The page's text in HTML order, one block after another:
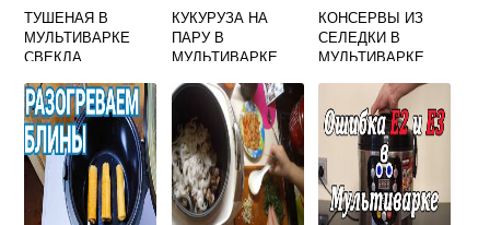
ТУШЕНАЯ В
МУЛЬТИВАРКЕ
СВЕКЛА
КУКУРУЗА НА
ПАРУ В
МУЛЬТИВАРКЕ
КОНСЕРВЫ ИЗ
СЕЛЕДКИ В
МУЛЬТИВАРКЕ